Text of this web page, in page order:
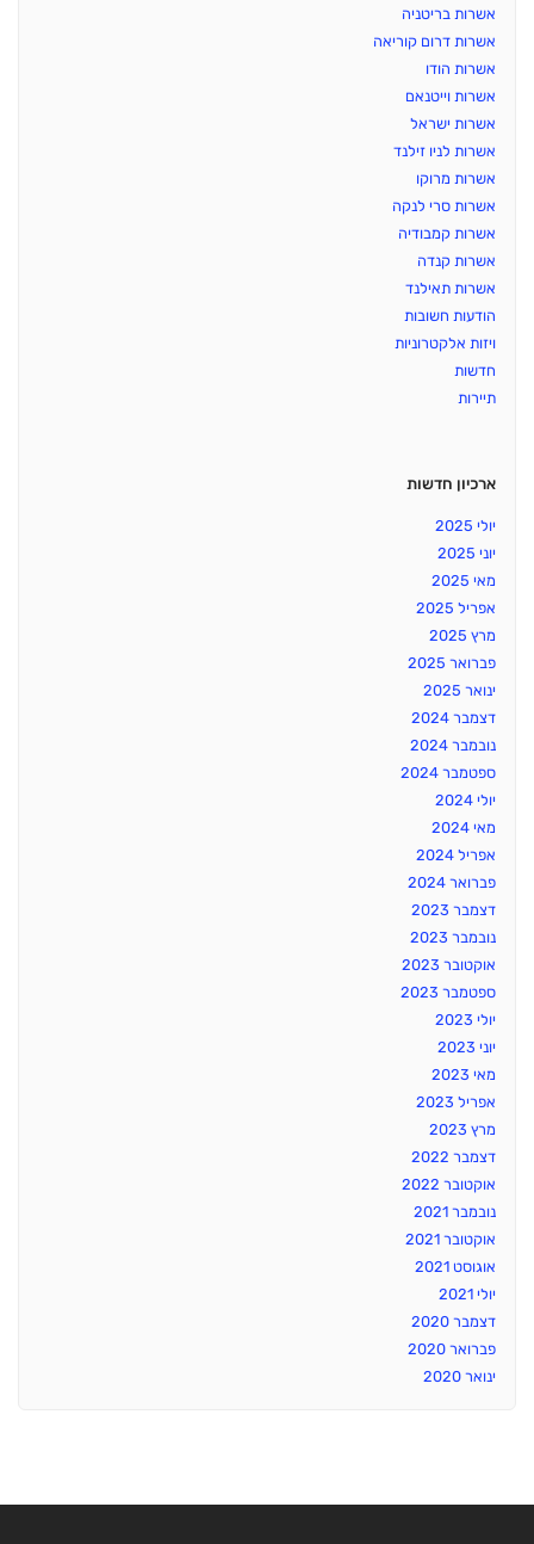
אשרות בריטניה
אשרות דרום קוריאה
אשרות הודו
אשרות וייטנאם
אשרות ישראל
אשרות לניו זילנד
אשרות מרוקו
אשרות סרי לנקה
אשרות קמבודיה
אשרות קנדה
אשרות תאילנד
הודעות חשובות
ויזות אלקטרוניות
חדשות
תיירות
ארכיון חדשות
יולי 2025
יוני 2025
מאי 2025
אפריל 2025
מרץ 2025
פברואר 2025
ינואר 2025
דצמבר 2024
נובמבר 2024
ספטמבר 2024
יולי 2024
מאי 2024
אפריל 2024
פברואר 2024
דצמבר 2023
נובמבר 2023
אוקטובר 2023
ספטמבר 2023
יולי 2023
יוני 2023
מאי 2023
אפריל 2023
מרץ 2023
דצמבר 2022
אוקטובר 2022
נובמבר 2021
אוקטובר 2021
אוגוסט 2021
יולי 2021
דצמבר 2020
פברואר 2020
ינואר 2020